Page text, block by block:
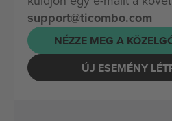
support@ticombo.com
NÉZZE MEG A
ÚJ ESEMÉNY